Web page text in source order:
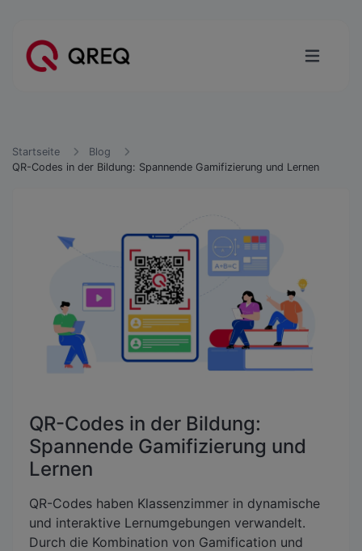
Startseite
Blog
QR-Codes in der Bildung: Spannende Gamifizierung und Lernen
QR-Codes in der Bildung:
Spannende Gamifizierung und
Lernen
QR-Codes haben Klassenzimmer in dynamische
und interaktive Lernumgebungen verwandelt.
Durch die Kombination von Gamification und